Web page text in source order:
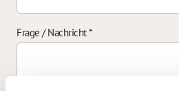
Frage / Nachricht*